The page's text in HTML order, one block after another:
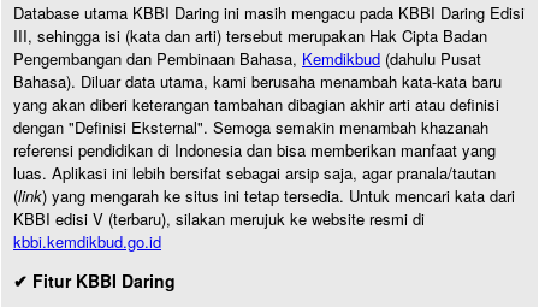
Database utama KBBI Daring ini masih mengacu pada KBBI Daring Edisi
III, sehingga isi (kata dan arti) tersebut merupakan Hak Cipta Badan
Pengembangan dan Pembinaan Bahasa, Kemdikbud (dahulu Pusat
Bahasa). Diluar data utama, kami berusaha menambah kata-kata baru
yang akan diberi keterangan tambahan dibagian akhir arti atau definisi
dengan "Definisi Eksternal". Semoga semakin menambah khazanah
referensi pendidikan di Indonesia dan bisa memberikan manfaat yang
luas. Aplikasi ini lebih bersifat sebagai arsip saja, agar pranala/tautan
(link) yang mengarah ke situs ini tetap tersedia. Untuk mencari kata dari
KBBI edisi V (terbaru), silakan merujuk ke website resmi di
kbbi.kemdikbud.go.id
✔ Fitur KBBI Daring